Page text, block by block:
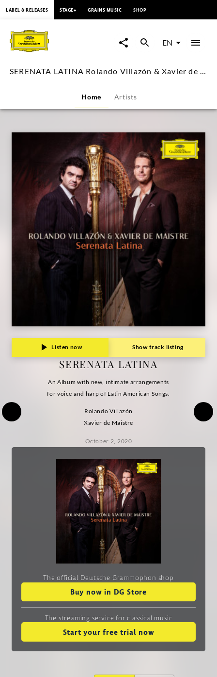
SERENATA
LATINA
Rolando
&
Xavier
Maistre
Deutsche
Grammophon
LABEL & RELEASES STAGE+ GRAINS MUSIC SHOP
EN
SERENATA LATINA Rolando Villazón & Xavier de Maistre
Home Artists
Listen now Show track listing
SERENATA LATINA
An Album with new, intimate arrangements
for voice and harp of Latin American Songs.
Rolando Villazón
Xavier de Maistre
October 2, 2020
The official Deutsche Grammophon shop
Buy now in DG Store
The streaming service for classical music
Start your free trial now